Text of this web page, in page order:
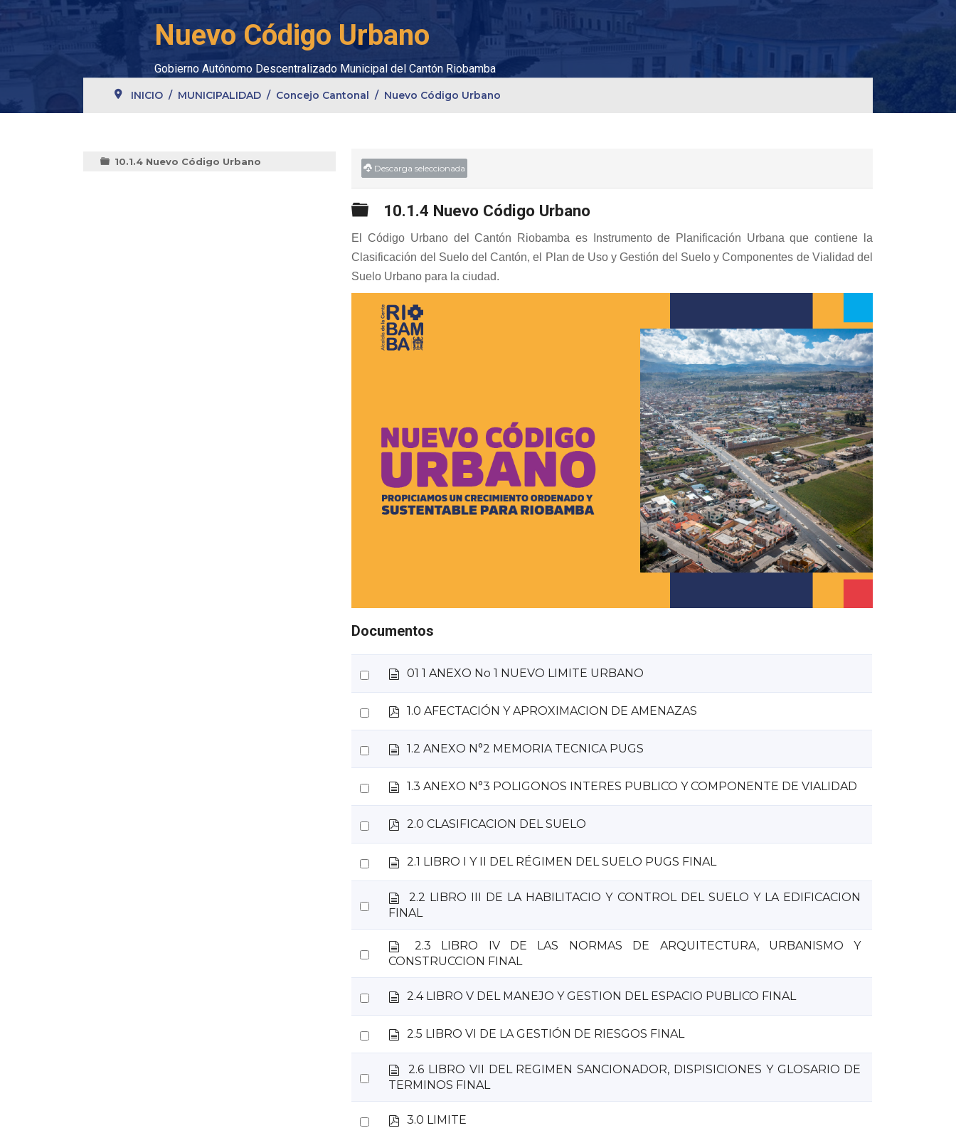
Nuevo Código Urbano
Gobierno Autónomo Descentralizado Municipal del Cantón Riobamba
INICIO MUNICIPALIDAD Concejo Cantonal Nuevo Código Urbano
10.1.4 Nuevo Código Urbano
Descarga seleccionada
Carpeta
10.1.4 Nuevo Código Urbano
El Código Urbano del Cantón Riobamba es Instrumento de Planificación Urbana que contiene la
Clasificación del Suelo del Cantón, el Plan de Uso y Gestión del Suelo y Componentes de Vialidad del
Suelo Urbano para la ciudad.
Documentos
Select
an
item
d
u
m
e
t
o
01 1 ANEXO No 1 NUEVO LIMITE URBANO
Select
an
item
p1.0 AFECTACIÓN Y APROXIMACION DE AMENAZAS
Select
an
item
d
u
m
e
t
o
1.2 ANEXO N°2 MEMORIA TECNICA PUGS
Select
an
item
d
u
m
e
t
1.3 ANEXO N°3 POLIGONOS INTERES PUBLICO Y COMPONENTE DE VIALIDAD
Select
an
item
p2.0 CLASIFICACION DEL SUELO
Select
an
item
d
u
m
e
t
o
2.1 LIBRO I Y II DEL RÉGIMEN DEL SUELO PUGS FINAL
Select
d
o
e
n
t
2.2 LIBRO III DE LA HABILITACIO Y CONTROL DEL SUELO Y LA EDIFICACION
FINAL
Select
item
d
o
m
e
n
2.3 LIBRO IV DE LAS NORMAS DE ARQUITECTURA, URBANISMO Y
CONSTRUCCION FINAL
Select
an
item
d
u
m
e
n
2.4 LIBRO V DEL MANEJO Y GESTION DEL ESPACIO PUBLICO FINAL
Select
an
item
d
u
m
e
n
2.5 LIBRO VI DE LA GESTIÓN DE RIESGOS FINAL
Select
item
d
o
m
2.6 LIBRO VII DEL REGIMEN SANCIONADOR, DISPISICIONES Y GLOSARIO DE
TERMINOS FINAL
Select
p
3.0 LIMITE